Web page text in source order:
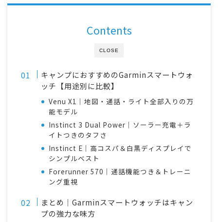
CLOSE
Contents
キャンプにおすすめのGarminスマートウォ
ッチ【用途別に比較】
Venu X1｜地図・通話・ライト全部入りの万
能モデル
Instinct 3 Dual Power｜ソーラー充電＋ラ
イトつきのタフさ
Instinct E｜高コスパ＆白黒ディスプレイで
シンプルベスト
Forerunner 570｜通話機能つき＆トレーニ
ング重視
まとめ｜Garminスマートウォッチはキャン
プの強力な味方